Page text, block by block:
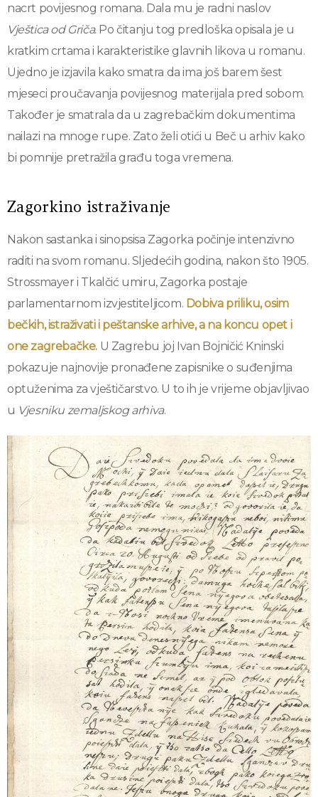
nacrt povijesnog romana. Dala mu je radni naslov
Vještica od Griča. Po čitanju tog predloška opisala je u
kratkim crtama i karakteristike glavnih likova u romanu.
Ujedno je izjavila kako smatra da ima još barem šest
mjeseci proučavanja povijesnog materijala pred sobom.
Također je smatrala da u zagrebačkim dokumentima
nailazi na mnoge rupe. Zato želi otići u Beč u arhiv kako
bi pomnije pretražila građu toga vremena.
Zagorkino istraživanje
Nakon sastanka i sinopsisa Zagorka počinje intenzivno
raditi na svom romanu. Sljedećih godina, nakon što 1905.
Strossmayer i Tkalčić umiru, Zagorka postaje
parlamentarnom izvjestiteljicom. Dobiva priliku, osim
bečkih, istraživati i peštanske arhive, a na koncu opet i
one zagrebačke. U Zagrebu joj Ivan Bojničić Kninski
pokazuje najnovije pronađene zapisnike o suđenjima
optuženima za vještičarstvo. U to ih je vrijeme objavljivao
u Vjesniku zemaljskog arhiva.